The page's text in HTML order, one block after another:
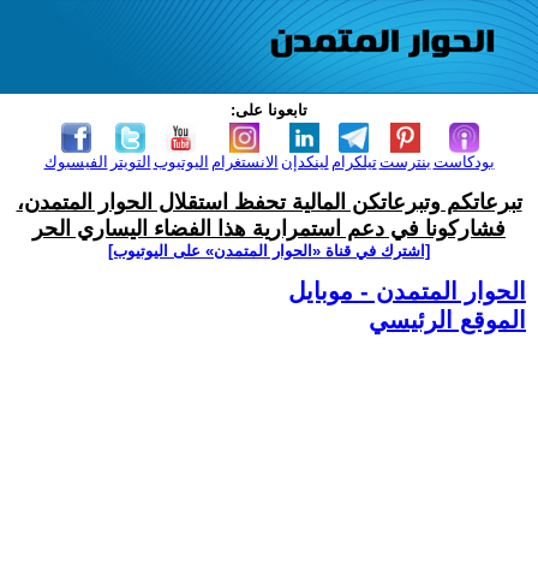
تابعونا على:
الفيسبوك التويتر اليوتيوب الانستغرام لينكدإن تيلكرامبنترست بودكاست
تبرعاتكم وتبرعاتكن المالية تحفظ استقلال الحوار المتمدن،
فشاركونا في دعم استمرارية هذا الفضاء اليساري الحر
[اشترك في قناة ‫«الحوار المتمدن» على اليوتيوب]
الحوار المتمدن - موبايل
الموقع الرئيسي